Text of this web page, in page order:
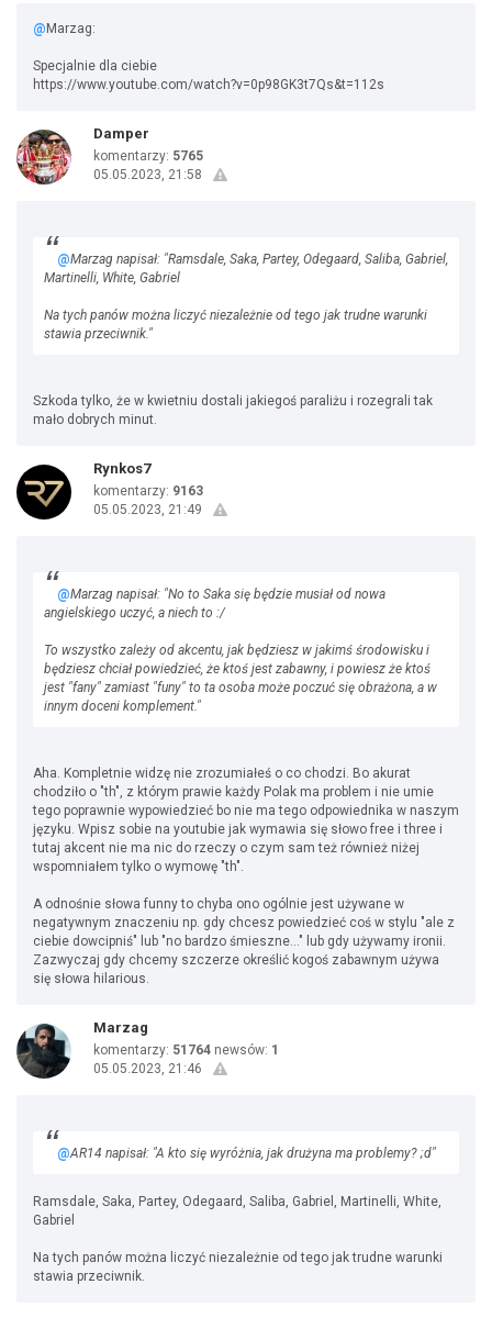
@ Marzag:
Specjalnie dla ciebie
https://www.youtube.com/watch?v=0p98GK3t7Qs&t=112s
Damper
komentarzy: 5765
05.05.2023, 21:58
@Marzag napisał: "Ramsdale, Saka, Partey, Odegaard, Saliba, Gabriel,
Martinelli, White, Gabriel
Na tych panów można liczyć niezależnie od tego jak trudne warunki
stawia przeciwnik."
Szkoda tylko, że w kwietniu dostali jakiegoś paraliżu i rozegrali tak
mało dobrych minut.
Rynkos7
komentarzy: 9163
05.05.2023, 21:49
@Marzag napisał: "No to Saka się będzie musiał od nowa
angielskiego uczyć, a niech to :/
To wszystko zależy od akcentu, jak będziesz w jakimś środowisku i
będziesz chciał powiedzieć, że ktoś jest zabawny, i powiesz że ktoś
jest "fany" zamiast "funy" to ta osoba może poczuć się obrażona, a w
innym doceni komplement."
Aha. Kompletnie widzę nie zrozumiałeś o co chodzi. Bo akurat
chodziło o "th", z którym prawie każdy Polak ma problem i nie umie
tego poprawnie wypowiedzieć bo nie ma tego odpowiednika w naszym
języku. Wpisz sobie na youtubie jak wymawia się słowo free i three i
tutaj akcent nie ma nic do rzeczy o czym sam też również niżej
wspomniałem tylko o wymowę "th".
A odnośnie słowa funny to chyba ono ogólnie jest używane w
negatywnym znaczeniu np. gdy chcesz powiedzieć coś w stylu "ale z
ciebie dowcipniś" lub "no bardzo śmieszne..." lub gdy używamy ironii.
Zazwyczaj gdy chcemy szczerze określić kogoś zabawnym używa
się słowa hilarious.
Marzag
komentarzy: 51764 newsów: 1
05.05.2023, 21:46
@AR14 napisał: "A kto się wyróżnia, jak drużyna ma problemy? ;d"
Ramsdale, Saka, Partey, Odegaard, Saliba, Gabriel, Martinelli, White,
Gabriel
Na tych panów można liczyć niezależnie od tego jak trudne warunki
stawia przeciwnik.